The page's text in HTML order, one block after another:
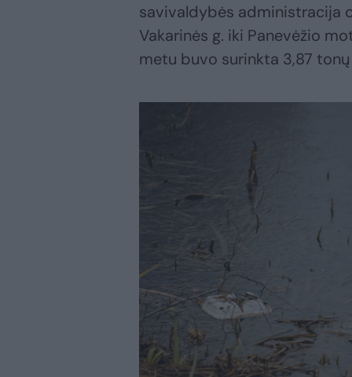
savivaldybės administracija
Vakarinės g. iki Panevėžio
metu buvo surinkta 3,87